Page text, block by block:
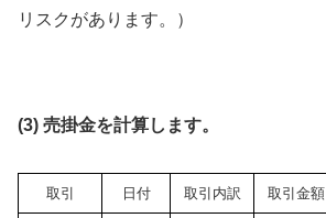
リスクがあります。）
(3) 売掛金を計算します。
取引 日付 取引内訳 取引金額